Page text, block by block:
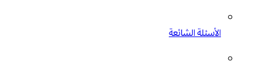
الأسئلة الشائعة